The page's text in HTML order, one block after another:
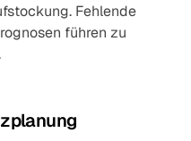
Fehlende
führen zu